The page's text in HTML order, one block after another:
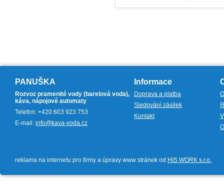
PANUŠKA
Rozvoz pramenité vody (barelová voda),
káva, nápojové automaty
Telefon: +420 603 923 753
E-mail: info@kava-voda.cz
Informace
Doprava a platba
Sledování zásilek
Kontakt
reklama na internetu pro firmy a úpravy www stránek od HIS WORK s.r.o.